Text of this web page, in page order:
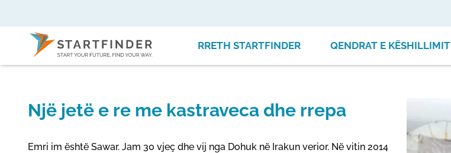
RRETH STARTFINDER QENDRAT E KËSHILLIMIT
Një jetë e re me kastraveca dhe rrepa
Emri im është Sawar. Jam 30 vjeç dhe vij nga Dohuk në Irakun verior. Në vitin 2014